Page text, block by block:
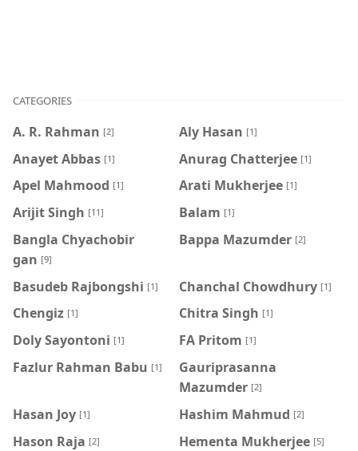
CATEGORIES
A. R. Rahman [2] Aly Hasan [1]
Anayet Abbas [1] Anurag Chatterjee [1]
Apel Mahmood [1] Arati Mukherjee [1]
Arijit Singh [11] Balam [1]
Bangla Chyachobir
gan [9]
Bappa Mazumder [2]
Basudeb Rajbongshi [1] Chanchal Chowdhury [1]
Chengiz [1] Chitra Singh [1]
Doly Sayontoni [1] FA Pritom [1]
Fazlur Rahman Babu [1]
Gauriprasanna
Mazumder [2]
Hasan Joy [1] Hashim Mahmud [2]
Hason Raja [2] Hementa Mukherjee [5]